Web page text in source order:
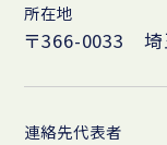
所在地
〒366-0033 埼
連絡先代表者